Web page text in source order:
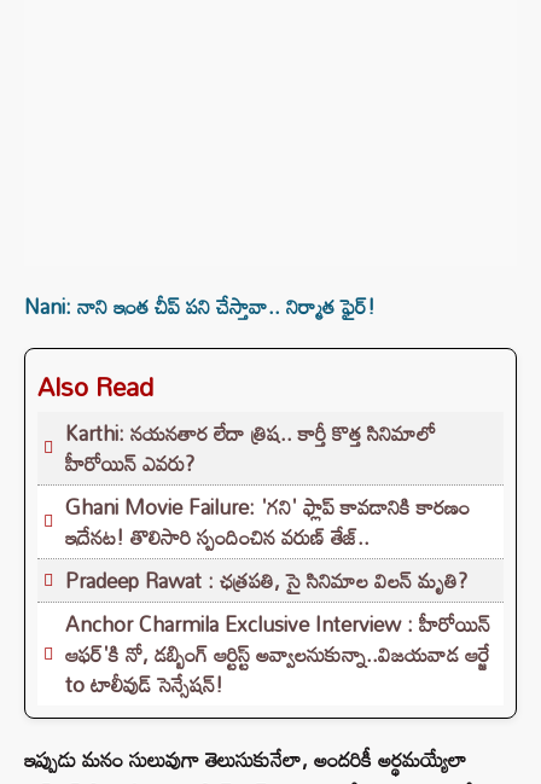
Nani: నాని ఇంత చీప్ పని చేస్తావా.. నిర్మాత ఫైర్!
Also Read
Karthi: నయనతార లేదా త్రిష.. కార్తీ కొత్త సినిమాలో
హీరోయిన్ ఎవరు?
Ghani Movie Failure: 'గని' ఫ్లాప్‌ కావడానికి కారణం
ఇదేనట! తొలిసారి స్పందించిన వరుణ్ తేజ్..
Pradeep Rawat : ఛత్రపతి, సై సినిమాల విలన్ మృతి?
Anchor Charmila Exclusive Interview : హీరోయిన్
ఆఫర్'కి నో, డబ్బింగ్ ఆర్టిస్ట్ అవ్వాలనుకున్నా..విజయవాడ ఆర్జే
to టాలీవుడ్ సెన్సేషన్!
ఇప్పుడు మనం సులువుగా తెలుసుకునేలా, అందరికీ అర్థమయ్యేలా